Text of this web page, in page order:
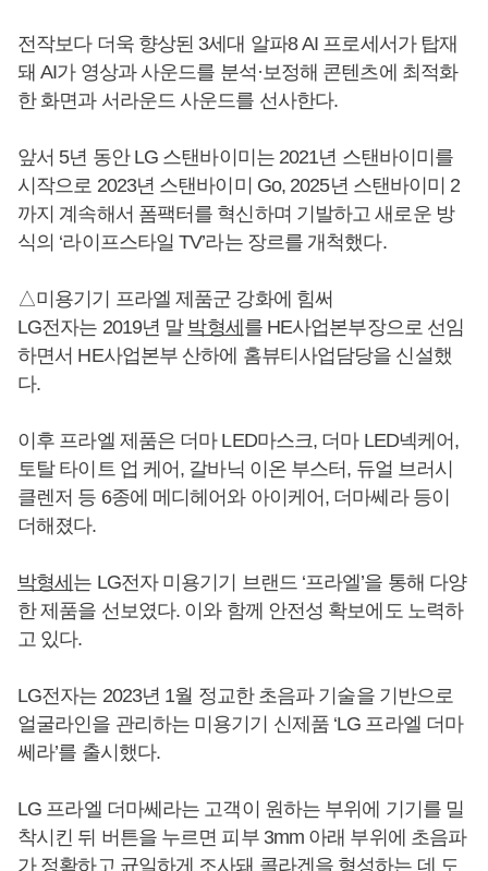
전작보다 더욱 향상된 3세대 알파8 AI 프로세서가 탑재
돼 AI가 영상과 사운드를 분석·보정해 콘텐츠에 최적화
한 화면과 서라운드 사운드를 선사한다.
앞서 5년 동안 LG 스탠바이미는 2021년 스탠바이미를
시작으로 2023년 스탠바이미 Go, 2025년 스탠바이미 2
까지 계속해서 폼팩터를 혁신하며 기발하고 새로운 방
식의 ‘라이프스타일 TV’라는 장르를 개척했다.
△미용기기 프라엘 제품군 강화에 힘써
LG전자는 2019년 말 박형세 를 HE사업본부장으로 선임
하면서 HE사업본부 산하에 홈뷰티사업담당을 신설했
다.
이후 프라엘 제품은 더마 LED마스크, 더마 LED넥케어,
토탈 타이트 업 케어, 갈바닉 이온 부스터, 듀얼 브러시
클렌저 등 6종에 메디헤어와 아이케어, 더마쎄라 등이
더해졌다.
박형세 는 LG전자 미용기기 브랜드 ‘프라엘’을 통해 다양
한 제품을 선보였다. 이와 함께 안전성 확보에도 노력하
고 있다.
LG전자는 2023년 1월 정교한 초음파 기술을 기반으로
얼굴라인을 관리하는 미용기기 신제품 ‘LG 프라엘 더마
쎄라’를 출시했다.
LG 프라엘 더마쎄라는 고객이 원하는 부위에 기기를 밀
착시킨 뒤 버튼을 누르면 피부 3mm 아래 부위에 초음파
가 정확하고 균일하게 조사돼 콜라겐을 형성하는 데 도